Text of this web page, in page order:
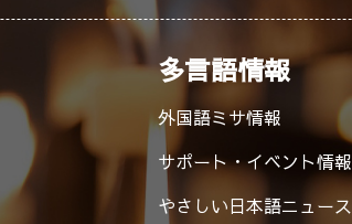
多言語情報
外国語ミサ情報
サポート・イベント情報
やさしい日本語ニュース